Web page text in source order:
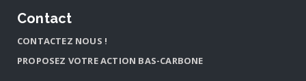
Contact
CONTACTEZ NOUS !
PROPOSEZ VOTRE ACTION BAS-CARBONE